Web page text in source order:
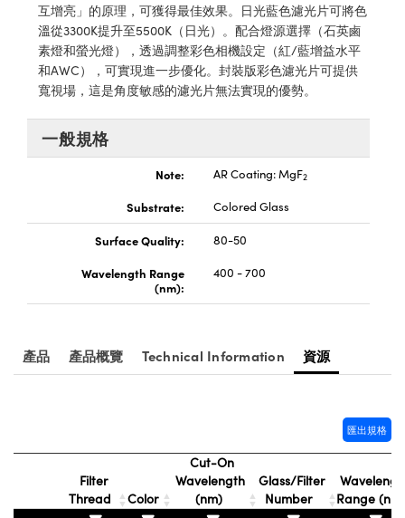
| 超快光學
Sputtering) Coated Optics |
濺鍍）鍍膜光學元件
Lenses | 變焦鏡頭模組
Targets | 顯微鏡標靶
Mechanics | 顯微鏡用結構件
and Couplers | 中繼鏡或耦合鏡
Microscopes | 袖珍顯微鏡
放大鏡
and Optomechanics |
Development Systems
Optical Company
Labs™
Components | SCHOTT 光
互增亮」的原理，可獲得最佳效果。日光藍色濾光片可將色
溫從3300K提升至5500K（日光）。配合燈源選擇（石英鹵
素燈和螢光燈），透過調整彩色相機設定（紅/藍增益水平
和AWC），可實現進一步優化。封裝版彩色濾光片可提供
寬視場，這是角度敏感的濾光片無法實現的優勢。
一般規格
Note: AR Coating: MgF2
Substrate: Colored Glass
Surface Quality:
80-50
Wavelength Range
(nm):
400 - 700
產品 產品概覽 Technical Information 資源
匯出規格
Filter
Thread
Color
Cut-On
Wavelength
(nm)
Glass/Filter
Number
Range